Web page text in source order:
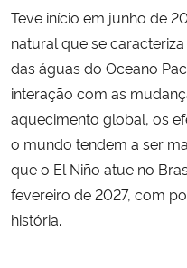
Teve início em junho de
natural que se
das águas do Oceano
interação com as
aquecimento global, os
o mundo tendem a ser
que o El Niño atue no
fevereiro de 2027, com
história.